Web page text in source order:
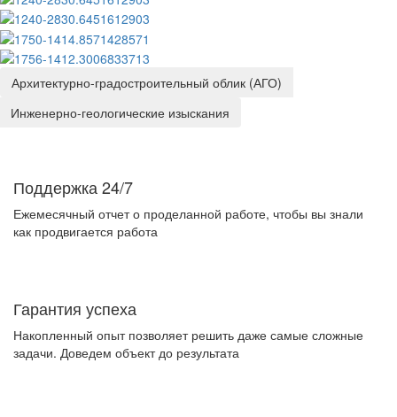
Архитектурно-градостроительный облик (АГО)
Инженерно-геологические изыскания
Поддержка 24/7
Ежемесячный отчет о проделанной работе, чтобы вы знали
как продвигается работа
Гарантия успеха
Накопленный опыт позволяет решить даже самые сложные
задачи. Доведем объект до результата